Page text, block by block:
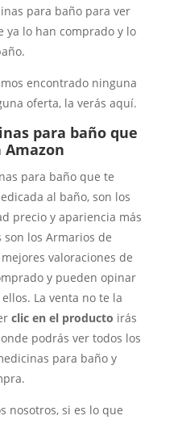
para baño para ver
ya lo han comprado y lo
encontrado ninguna
oferta, la verás aquí.
para baño que
Amazon
para baño que te
al baño, son los
precio y apariencia más
son los Armarios de
valoraciones de
y pueden opinar
La venta no te la
clic en el producto irás
podrás ver todos los
para baño y
nosotros, si es lo que